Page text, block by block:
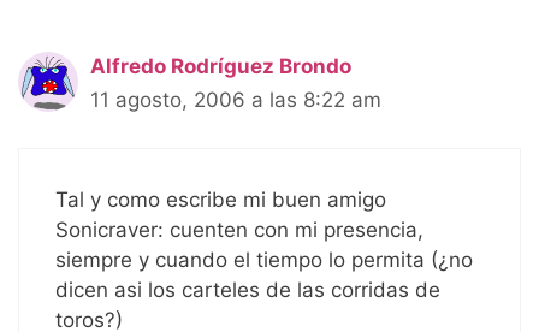
Alfredo Rodríguez Brondo
11 agosto, 2006 a las 8:22 am
Tal y como escribe mi buen amigo
Sonicraver: cuenten con mi presencia,
siempre y cuando el tiempo lo permita (¿no
dicen asi los carteles de las corridas de
toros?)